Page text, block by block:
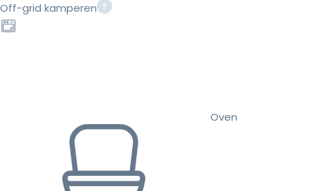
Off-grid kamperen
Oven